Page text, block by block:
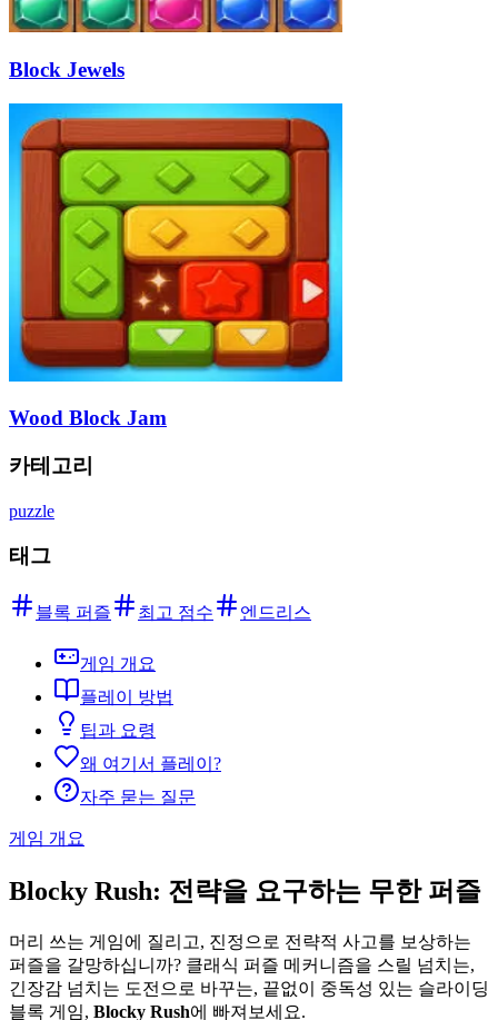
Block Jewels
Wood Block Jam
카테고리
puzzle
태그
블록 퍼즐 최고 점수 엔드리스
게임 개요
플레이 방법
팁과 요령
왜 여기서 플레이?
자주 묻는 질문
게임 개요
Blocky Rush: 전략을 요구하는 무한 퍼즐
머리 쓰는 게임에 질리고, 진정으로 전략적 사고를 보상하는
퍼즐을 갈망하십니까? 클래식 퍼즐 메커니즘을 스릴 넘치는,
긴장감 넘치는 도전으로 바꾸는, 끝없이 중독성 있는 슬라이딩
블록 게임, Blocky Rush에 빠져보세요.